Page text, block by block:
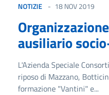
NOTIZIE 18 NOV 2019
ausiliario
L'Azienda Speciale
riposo di Mazzano,
formazione "Vantini" e...